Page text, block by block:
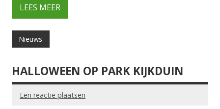
LEES MEER
Nieuws
HALLOWEEN OP PARK KIJKDUIN
Een reactie plaatsen